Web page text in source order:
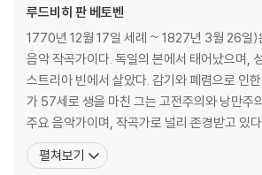
Pergolesi : Piano Sonata in G Major
Mozart : 12 Variations in C Major on "Ah,
K.265 (300e)
Mendelssohn : Capriccio (Scherzo) in F
WV U 50)
Brahms: Intermezzo in C Major, Op. 119/3
Shostakovich : From 24 Preludes for
루드비히 판 베토벤
1770년 12월 17일 세례 ~ 1827년 3월 26일)
음악 작곡가이다. 독일의 본에서 태어났으며,
스트리아 빈에서 살았다. 감기와 폐렴으로 인
가 57세로 생을 마친 그는 고전주의와 낭만주
주요 음악가이며, 작곡가로 널리 존경받고 있
人)" 또는 "악성"(樂聖)이라는 별칭으로 불리기도 한다.
려진 작품으로는 《교향곡 5번》, 《교향곡 6번》,
펼쳐보기